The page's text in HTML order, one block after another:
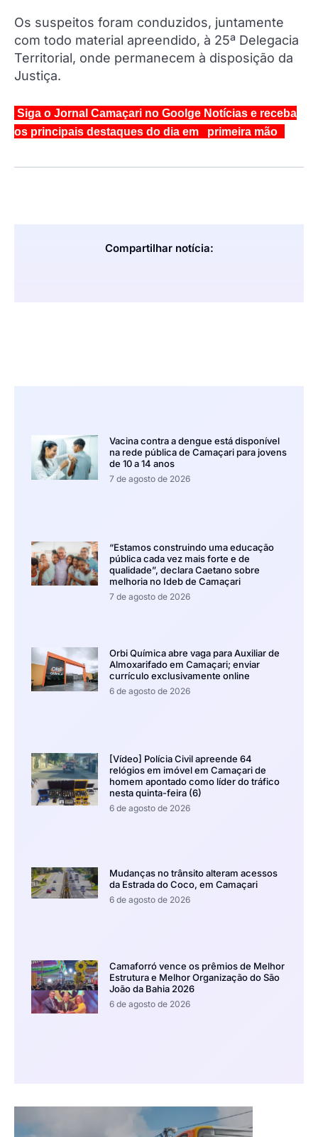
Os suspeitos foram conduzidos, juntamente
com todo material apreendido, à 25ª Delegacia
Territorial, onde permanecem à disposição da
Justiça.
Siga o Jornal Camaçari no Goolge Notícias e receba
os principais destaques do dia em primeira mão
Compartilhar notícia:
Vacina contra a dengue está disponível
na rede pública de Camaçari para jovens
de 10 a 14 anos
7 de agosto de 2026
“Estamos construindo uma educação
pública cada vez mais forte e de
qualidade”, declara Caetano sobre
melhoria no Ideb de Camaçari
7 de agosto de 2026
Orbi Química abre vaga para Auxiliar de
Almoxarifado em Camaçari; enviar
currículo exclusivamente online
6 de agosto de 2026
[Vídeo] Polícia Civil apreende 64
relógios em imóvel em Camaçari de
homem apontado como líder do tráfico
nesta quinta-feira (6)
6 de agosto de 2026
Mudanças no trânsito alteram acessos
da Estrada do Coco, em Camaçari
6 de agosto de 2026
Camaforró vence os prêmios de Melhor
Estrutura e Melhor Organização do São
João da Bahia 2026
6 de agosto de 2026